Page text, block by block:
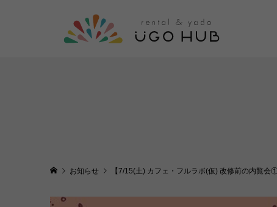
お知らせ 【7/15(土) カフェ・フルラボ(仮) 改修前の内覧会